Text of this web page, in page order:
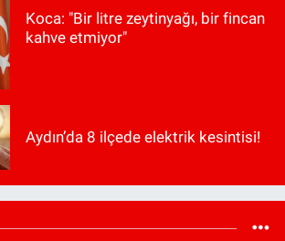
Koca: "Bir litre zeytinyağı, bir fincan
kahve etmiyor"
Aydın’da 8 ilçede elektrik kesintisi!